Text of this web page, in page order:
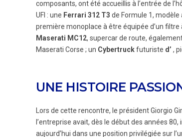
composants, ont été accueillis à l’entrée de
UFI : une Ferrari 312 T3 de Formule 1, modèle
première monoplace à être équipée d’un
Maserati MC12, supercar de route,
Maserati Corse ; un Cybertruckfuturiste d’ ,
UNE HISTOIRE
Lors de cette rencontre, le président Giorgio
l’entreprise avait, dès le début des années
aujourd’hui dans une position privilégiée sur